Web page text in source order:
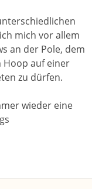
mich vor allem
an der Pole, dem
Hoop auf einer
zu dürfen.
wieder eine